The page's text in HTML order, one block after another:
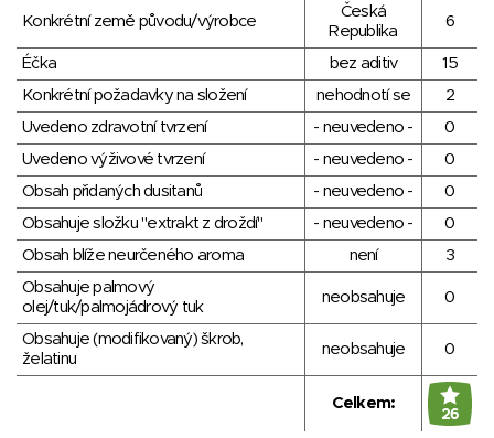
Konkrétní země původu/výrobce
Česká
Republika
6
Éčka bez aditiv
15
Konkrétní požadavky na složení
nehodnotí se
2
Uvedeno zdravotní tvrzení
- neuvedeno -
0
Uvedeno výživové tvrzení
- neuvedeno -
0
Obsah přidaných dusitanů
- neuvedeno -
0
Obsahuje složku "extrakt z droždí"
- neuvedeno -
0
Obsah blíže neurčeného aroma
není
3
Obsahuje palmový
olej/tuk/palmojádrový tuk
neobsahuje 0
Obsahuje (modifikovaný) škrob,
želatinu
neobsahuje 0
Celkem:
26